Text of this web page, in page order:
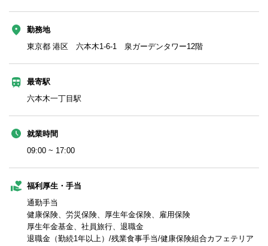
勤務地
東京都 港区 六本木1-6-1 泉ガーデンタワー12階
最寄駅
六本木一丁目駅
就業時間
09:00 ~ 17:00
福利厚生・手当
通勤手当
健康保険、労災保険、厚生年金保険、雇用保険
厚生年金基金、社員旅行、退職金
退職金（勤続1年以上）/残業食事手当/健康保険組合カフェテリア